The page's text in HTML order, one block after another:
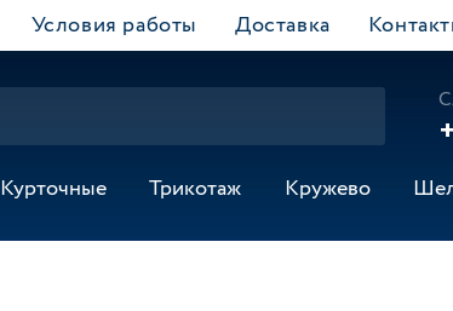
Условия работы Доставка
Курточные Трикотаж Кружево